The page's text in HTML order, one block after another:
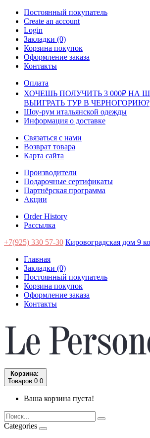
Постоянный покупатель
Create an account
Login
Закладки (0)
Корзина покупок
Оформление заказа
Контакты
Оплата
ХОЧЕШЬ ПОЛУЧИТЬ 3 000₽ НА
ВЫИГРАТЬ ТУР В ЧЕРНОГОРИЮ?
Шоу-рум итальянской одежды
Информация о доставке
Связаться с нами
Возврат товара
Карта сайта
Производители
Подарочные сертификаты
Партнёрская программа
Акции
Order History
Рассылка
+7(925) 330 57-30 Кировоградская дом 9
Главная
Закладки (0)
Постоянный покупатель
Корзина покупок
Оформление заказа
Контакты
Корзина:
Товаров 0 0
Ваша корзина пуста!
Categories